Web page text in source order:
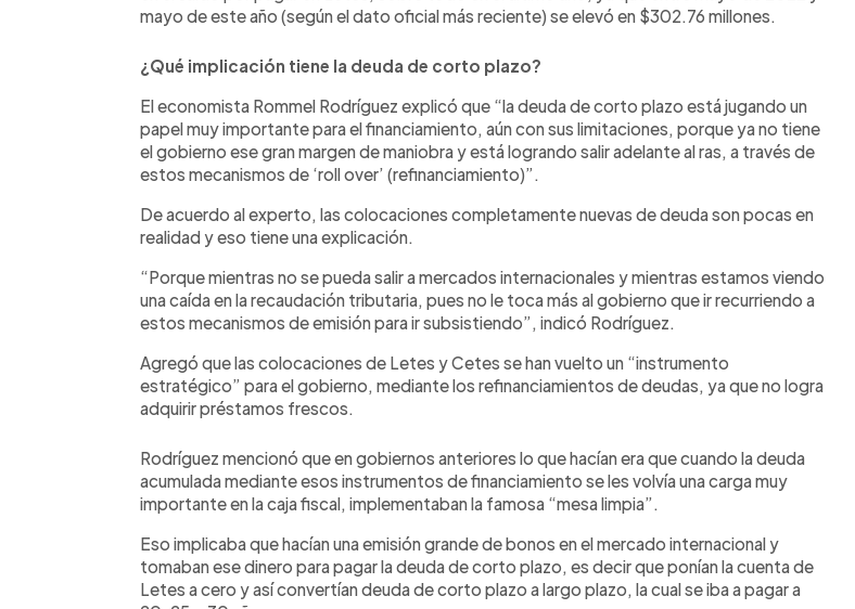
mayo de este año (según el dato oficial más reciente) se elevó en $302.76 millones.
¿Qué implicación tiene la deuda de corto plazo?
El economista Rommel Rodríguez explicó que “la deuda de corto plazo está jugando un
papel muy importante para el financiamiento, aún con sus limitaciones, porque ya no tiene
el gobierno ese gran margen de maniobra y está logrando salir adelante al ras, a través de
estos mecanismos de ‘roll over’ (refinanciamiento)”.
De acuerdo al experto, las colocaciones completamente nuevas de deuda son pocas en
realidad y eso tiene una explicación.
“Porque mientras no se pueda salir a mercados internacionales y mientras estamos viendo
una caída en la recaudación tributaria, pues no le toca más al gobierno que ir recurriendo a
estos mecanismos de emisión para ir subsistiendo”, indicó Rodríguez.
Agregó que las colocaciones de Letes y Cetes se han vuelto un “instrumento
estratégico” para el gobierno, mediante los refinanciamientos de deudas, ya que no logra
adquirir préstamos frescos.
Rodríguez mencionó que en gobiernos anteriores lo que hacían era que cuando la deuda
acumulada mediante esos instrumentos de financiamiento se les volvía una carga muy
importante en la caja fiscal, implementaban la famosa “mesa limpia”.
Eso implicaba que hacían una emisión grande de bonos en el mercado internacional y
tomaban ese dinero para pagar la deuda de corto plazo, es decir que ponían la cuenta de
Letes a cero y así convertían deuda de corto plazo a largo plazo, la cual se iba a pagar a